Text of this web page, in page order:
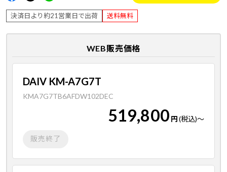
決済日より約21営業日で出荷 送料無料
WEB販売価格
DAIV KM-A7G7T
KMA7G7TB6AFDW102DEC
519,800 円(税込)～
販売終了